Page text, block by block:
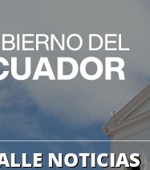
NOTICIAS